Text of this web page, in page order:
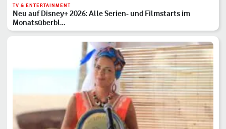
TV & ENTERTAINMENT
Neu auf Disney+ 2026: Alle Serien- und Filmstarts im
Monatsüberbl…